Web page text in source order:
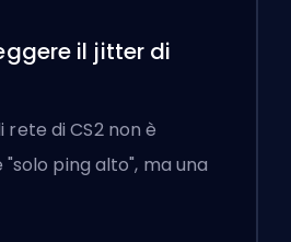
il jitter di
rete di CS2 non è
ping alto", ma una